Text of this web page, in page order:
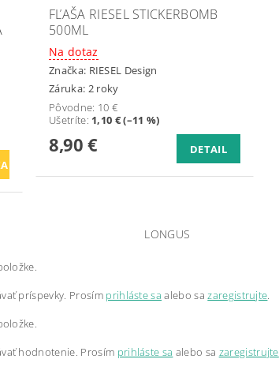
FĽAŠA RIESEL STICKERBOMB
500ML
Na dotaz
Značka: RIESEL Design
Záruka: 2 roky
Pôvodne: 10 €
Ušetríte: 1,10 € (–11 %)
8,90 € DETAIL
LONGUS
príspevky. Prosím prihláste sa alebo sazaregistrujte.
hodnotenie. Prosím prihláste sa alebo sa zaregistrujte